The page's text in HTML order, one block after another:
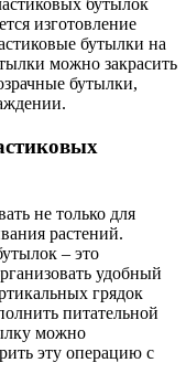
бутылок
изготовление
бутылки на
можно закрасить
бутылки,
не только для
растений.
– это
удобный
грядок
питательной
можно
эту операцию с